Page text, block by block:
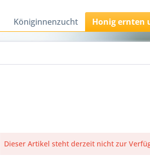
Königinnenzucht Honig ernten
Dieser Artikel steht derzeit nicht zur